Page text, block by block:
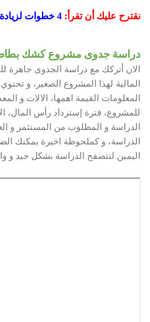
نقترح عليك أن تقرأ: 4 خطوات لزيادة مبيعاتك
دراسة جدوى مشروع كشك
الان أتركك مع دراسة الجدوى جاهزة
المالية لهذا المشروع الصغير، و
المعلومات القيمة اهمها، الالات و
للمشروع، فترة إسترداد رأس المال،
الدراسة و المطلوب من المستثمر و
الدراسة، و كملحوظة اخيرة يمكنك
اليمين لتتصفح الدراسة بشكل جيد و